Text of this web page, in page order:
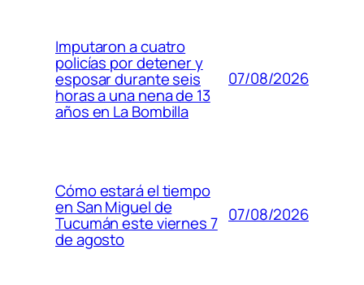
Imputaron a cuatro
policías por detener y
esposar durante seis
horas a una nena de 13
años en La Bombilla
07/08/2026
Cómo estará el tiempo
en San Miguel de
Tucumán este viernes 7
de agosto
07/08/2026